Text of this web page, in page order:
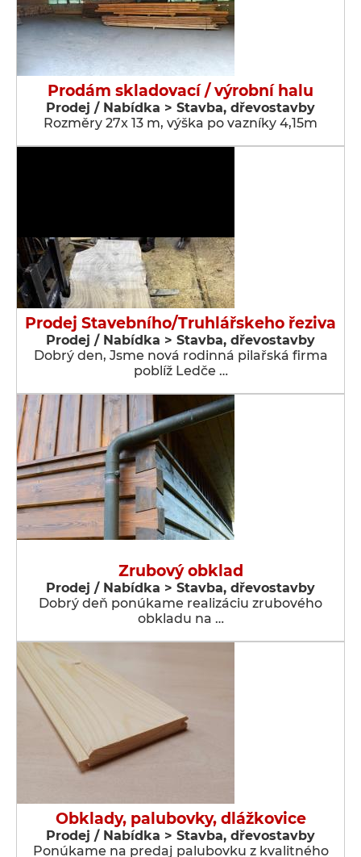
Prodám skladovací / výrobní halu
Prodej / Nabídka > Stavba, dřevostavby
Rozměry 27x 13 m, výška po vazníky 4,15m
Prodej Stavebního/Truhlářskeho řeziva
Prodej / Nabídka > Stavba, dřevostavby
Dobrý den, Jsme nová rodinná pilařská firma
poblíž Ledče …
Zrubový obklad
Prodej / Nabídka > Stavba, dřevostavby
Dobrý deň ponúkame realizáciu zrubového
obkladu na …
Obklady, palubovky, dlážkovice
Prodej / Nabídka > Stavba, dřevostavby
Ponúkame na predaj palubovku z kvalitného